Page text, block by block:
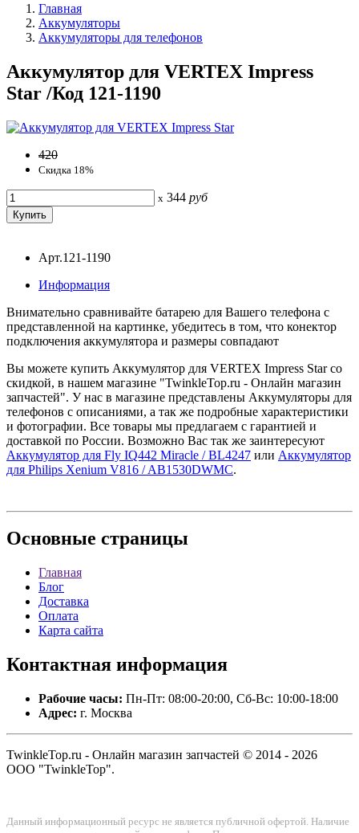
Главная
Аккумуляторы
Аккумуляторы для телефонов
Аккумулятор для VERTEX Impress
Star /Код 121-1190
420
Скидка 18%
x 344 руб
Арт.121-1190
Информация
Внимательно сравнивайте батарею для Вашего телефона с
представленной на картинке, убедитесь в том, что конектор
подключения аккумулятора и размеры совпадают
Вы можете купить Аккумулятор для VERTEX Impress Star со
скидкой, в нашем магазине "TwinkleTop.ru - Онлайн магазин
запчастей". У нас в магазине представлены Аккумуляторы для
телефонов с описаниями, а так же подробные характеристики
и фотографии. Все товары мы предлагаем с гарантией и
доставкой по России. Возможно Вас так же заинтересуют
Аккумулятор для Fly IQ442 Miracle / BL4247 или Аккумулятор
для Philips Xenium V816 / AB1530DWMC.
Основные страницы
Главная
Блог
Доставка
Оплата
Карта сайта
Контактная информация
Рабочие часы: Пн-Пт: 08:00-20:00, Сб-Вс: 10:00-18:00
Адрес: г. Москва
TwinkleTop.ru - Онлайн магазин запчастей © 2014 - 2026
ООО "TwinkleTop".
Данный информационный ресурс не является публичной офертой. Наличие